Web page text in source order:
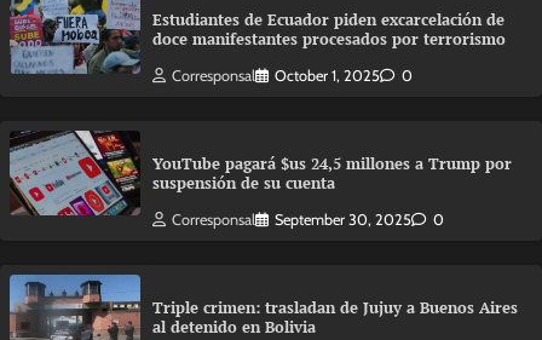
Estudiantes de Ecuador piden excarcelación de
doce manifestantes procesados por terrorismo
Corresponsal October 1, 2025 0
YouTube pagará $us 24,5 millones a Trump por
suspensión de su cuenta
Corresponsal September 30, 2025 0
Triple crimen: trasladan de Jujuy a Buenos Aires
al detenido en Bolivia